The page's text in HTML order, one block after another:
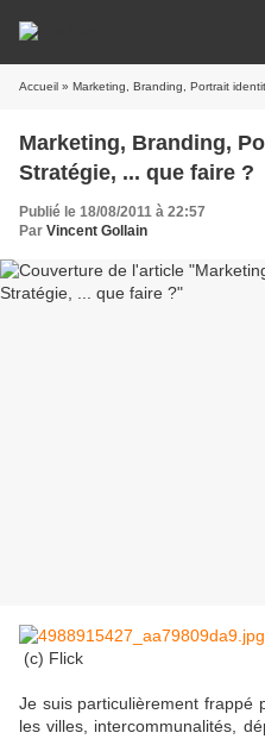
Accueil » Marketing, Branding, Portrait
Marketing, Branding,
Stratégie, ... que faire ?
Publié le 18/08/2011 à 22:57
Par Vincent Gollain
(c) Flick
Je suis particulièrement frappé
les villes, intercommunalités,